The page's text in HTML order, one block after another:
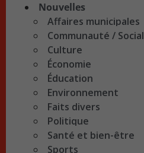
Nouvelles
Affaires municipales
Communauté / Social
Culture
Économie
Éducation
Environnement
Faits divers
Politique
Santé et bien-être
Sports